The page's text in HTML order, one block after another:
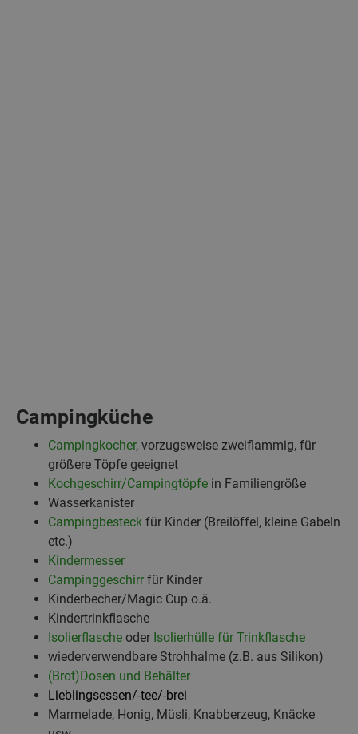
Campingküche
Campingkocher, vorzugsweise zweiflammig, für
größere Töpfe geeignet
Kochgeschirr/Campingtöpfe in Familiengröße
Wasserkanister
Campingbesteck für Kinder (Breilöffel, kleine Gabeln
etc.)
Kindermesser
Campinggeschirr für Kinder
Kinderbecher/Magic Cup o.ä.
Kindertrinkflasche
Isolierflasche oder Isolierhülle für Trinkflasche
wiederverwendbare Strohhalme (z.B. aus Silikon)
(Brot)Dosen und Behälter
Lieblingsessen/-tee/-brei
Marmelade, Honig, Müsli, Knabberzeug, Knäcke